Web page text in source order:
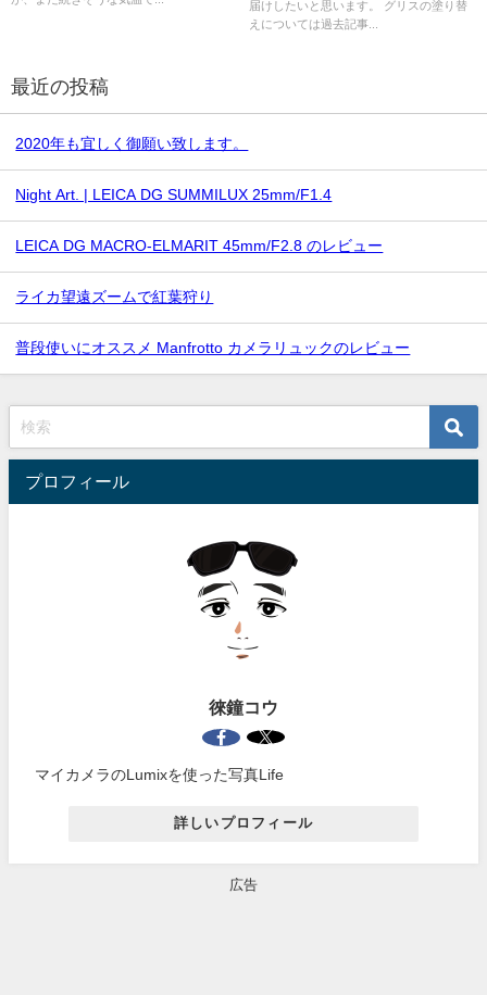
届けしたいと思います。 グリスの塗り替
えについては過去記事...
最近の投稿
2020年も宜しく御願い致します。
Night Art. | LEICA DG SUMMILUX 25mm/F1.4
LEICA DG MACRO-ELMARIT 45mm/F2.8 のレビュー
ライカ望遠ズームで紅葉狩り
普段使いにオススメ Manfrotto カメラリュックのレビュー
プロフィール
徠鐘コウ
マイカメラのLumixを使った写真Life
詳しいプロフィール
広告